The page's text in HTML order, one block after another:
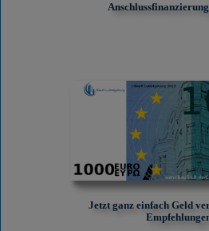
Jetzt ganz einfach Geld